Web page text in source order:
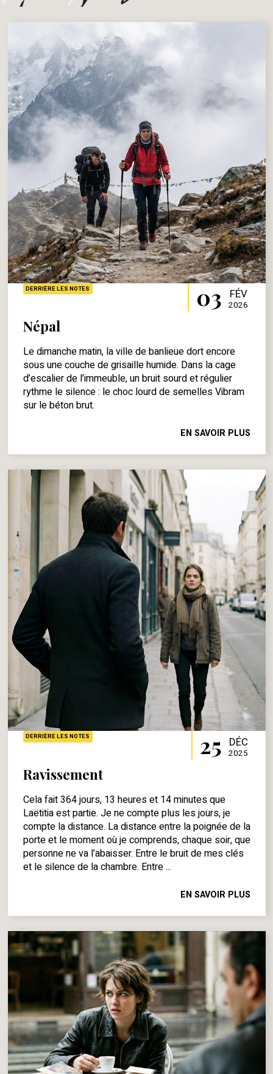
DERRIÈRE LES NOTES 03 FÉV
2026
Népal
Le dimanche matin, la ville de banlieue dort encore
sous une couche de grisaille humide. Dans la cage
d’escalier de l’immeuble, un bruit sourd et régulier
rythme le silence : le choc lourd de semelles Vibram
sur le béton brut.
EN SAVOIR PLUS
DERRIÈRE LES NOTES 25 DÉC
2025
Ravissement
Cela fait 364 jours, 13 heures et 14 minutes que
Laëtitia est partie. Je ne compte plus les jours, je
compte la distance. La distance entre la poignée de la
porte et le moment où je comprends, chaque soir, que
personne ne va l’abaisser. Entre le bruit de mes clés
et le silence de la chambre. Entre ...
EN SAVOIR PLUS